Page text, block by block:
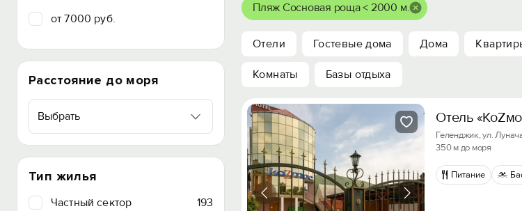
от 7000 руб.
Расстояние до моря
Выбрать
Тип жилья
Частный сектор
193
Пляж Сосновая роща < 2000 м.
Отели Гостевые дома Дома
Комнаты Базы отдыха
Отель
Геленджик, ул.
350 м до моря
Питание